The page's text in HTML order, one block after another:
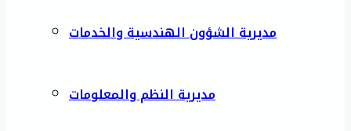
مديرية الشؤون الهندسية والخدمات
مديرية النظم والمعلومات